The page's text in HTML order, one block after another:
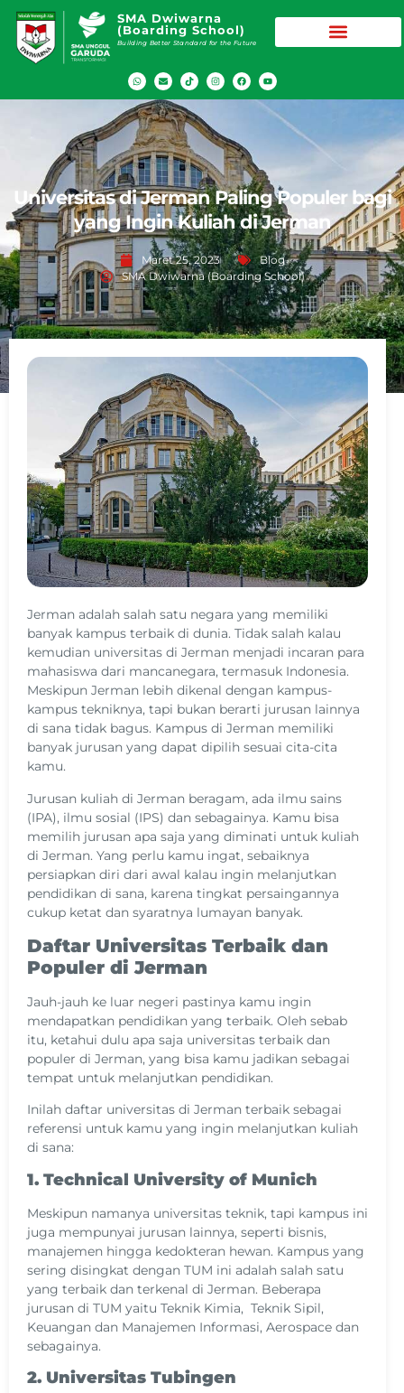
SMA Dwiwarna
(Boarding School)
Building Better Standard for the Future
Universitas di Jerman Paling Populer bagi
yang Ingin Kuliah di Jerman
Maret 25, 2023
Blog
SMA Dwiwarna (Boarding School)
Jerman adalah salah satu negara yang memiliki
banyak kampus terbaik di dunia. Tidak salah kalau
kemudian universitas di Jerman menjadi incaran para
mahasiswa dari mancanegara, termasuk Indonesia.
Meskipun Jerman lebih dikenal dengan kampus-
kampus tekniknya, tapi bukan berarti jurusan lainnya
di sana tidak bagus. Kampus di Jerman memiliki
banyak jurusan yang dapat dipilih sesuai cita-cita
kamu.
Jurusan kuliah di Jerman beragam, ada ilmu sains
(IPA), ilmu sosial (IPS) dan sebagainya. Kamu bisa
memilih jurusan apa saja yang diminati untuk kuliah
di Jerman. Yang perlu kamu ingat, sebaiknya
persiapkan diri dari awal kalau ingin melanjutkan
pendidikan di sana, karena tingkat persaingannya
cukup ketat dan syaratnya lumayan banyak.
Daftar Universitas Terbaik dan
Populer di Jerman
Jauh-jauh ke luar negeri pastinya kamu ingin
mendapatkan pendidikan yang terbaik. Oleh sebab
itu, ketahui dulu apa saja universitas terbaik dan
populer di Jerman, yang bisa kamu jadikan sebagai
tempat untuk melanjutkan pendidikan.
Inilah daftar universitas di Jerman terbaik sebagai
referensi untuk kamu yang ingin melanjutkan kuliah
di sana:
1. Technical University of Munich
Meskipun namanya universitas teknik, tapi kampus ini
juga mempunyai jurusan lainnya, seperti bisnis,
manajemen hingga kedokteran hewan. Kampus yang
sering disingkat dengan TUM ini adalah salah satu
yang terbaik dan terkenal di Jerman. Beberapa
jurusan di TUM yaitu Teknik Kimia, Teknik Sipil,
Keuangan dan Manajemen Informasi, Aerospace dan
sebagainya.
2. Universitas Tubingen